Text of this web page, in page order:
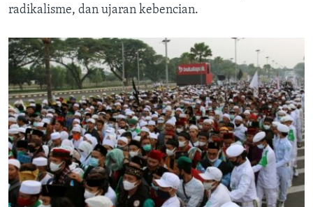
radikalisme, dan ujaran kebencian.